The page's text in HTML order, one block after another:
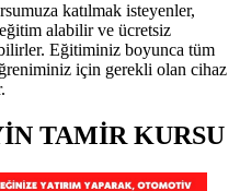
katılmak isteyenler,
alabilir ve ücretsiz
Eğitiminiz boyunca tüm
için gerekli olan cihaz
TAMİR KURSU